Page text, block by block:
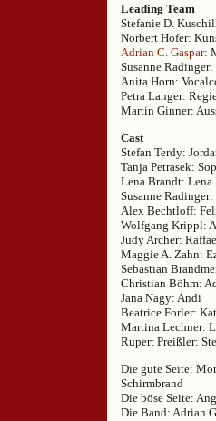
Leading Team
Stefanie D.
Norbert Hofer:
Adrian C. Gaspar:
Susanne
Anita Horn:
Petra Langer:
Martin Ginner:
Cast
Stefan Terdy:
Tanja Petrasek:
Lena Brandt: Lena
Susanne
Alex Bechtloff:
Wolfgang Krippl:
Judy Archer:
Maggie A. Zahn:
Sebastian
Christian Böhm:
Jana Nagy: Andi
Beatrice Forler:
Martina Lechner:
Rupert Preißler:
Die gute Seite:
Schirmbrand
Die böse Seite:
Die Band: Adrian